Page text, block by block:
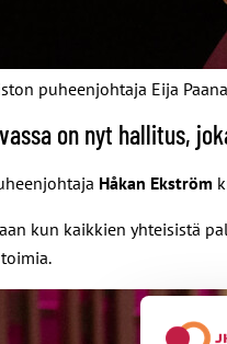
puheenjohtaja Eija
on nyt hallitus,
Håkan Ekström
kun kaikkien yhteisistä